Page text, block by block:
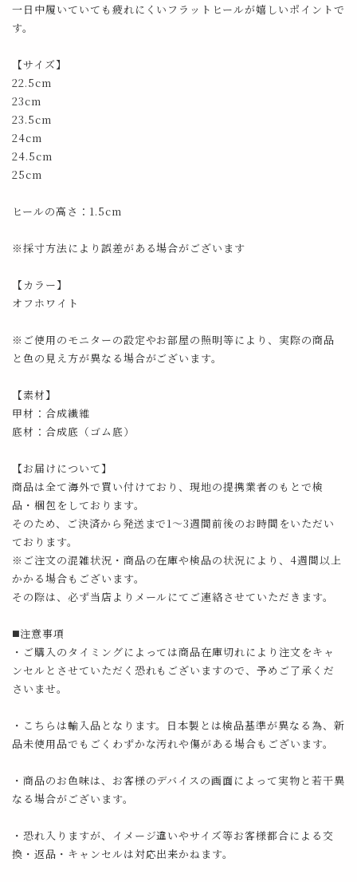
一日中履いていても疲れにくいフラットヒールが嬉しいポイントで
す。
【サイズ】
22.5cm
23cm
23.5cm
24cm
24.5cm
25cm
ヒールの高さ：1.5cm
※採寸方法により誤差がある場合がございます
【カラー】
オフホワイト
※ご使用のモニターの設定やお部屋の照明等により、実際の商品
と色の見え方が異なる場合がございます。
【素材】
甲材：合成繊維
底材：合成底（ゴム底）
【お届けについて】
商品は全て海外で買い付けており、現地の提携業者のもとで検
品・梱包をしております。
そのため、ご決済から発送まで1～3週間前後のお時間をいただい
ております。
※ご注文の混雑状況・商品の在庫や検品の状況により、4週間以上
かかる場合もございます。
その際は、必ず当店よりメールにてご連絡させていただきます。
◼️注意事項
・ご購入のタイミングによっては商品在庫切れにより注文をキャ
ンセルとさせていただく恐れもございますので、予めご了承くだ
さいませ。
・こちらは輸入品となります。日本製とは検品基準が異なる為、新
品未使用品でもごくわずかな汚れや傷がある場合もございます。
・商品のお色味は、お客様のデバイスの画面によって実物と若干異
なる場合がございます。
・恐れ入りますが、イメージ違いやサイズ等お客様都合による交
換・返品・キャンセルは対応出来かねます。